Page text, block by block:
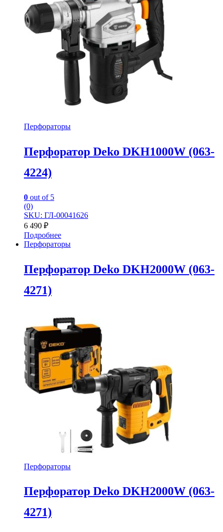
Перфораторы
Перфоратор Deko DKH1000W (063-
4224)
0 out of 5
(0)
SKU: ГЛ-00041626
6 490 ₽
Подробнее
Перфораторы
Перфоратор Deko DKH2000W (063-
4271)
Перфораторы
Перфоратор Deko DKH2000W (063-
4271)